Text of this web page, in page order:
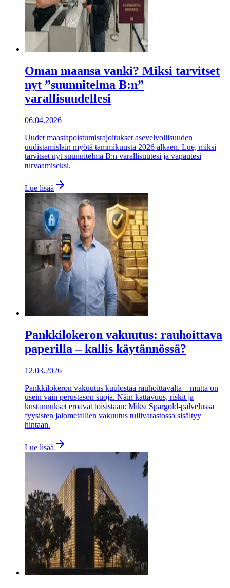
Oman maansa vanki? Miksi tarvitset
nyt ”suunnitelma B:n”
varallisuudellesi
06.04.2026
Uudet maastapoistumisrajoitukset asevelvollisuuden
uudistamislain myötä tammikuusta 2026 alkaen. Lue, miksi
tarvitset nyt suunnitelma B:n varallisuutesi ja vapautesi
turvaamiseksi.
Lue lisää
Pankkilokeron vakuutus: rauhoittava
paperilla – kallis käytännössä?
12.03.2026
Pankkilokeron vakuutus kuulostaa rauhoittavalta – mutta on
usein vain perustason suoja. Näin kattavuus, riskit ja
kustannukset eroavat toisistaan: Miksi Spargold-palvelussa
fyysisten jalometallien vakuutus tullivarastossa sisältyy
hintaan.
Lue lisää